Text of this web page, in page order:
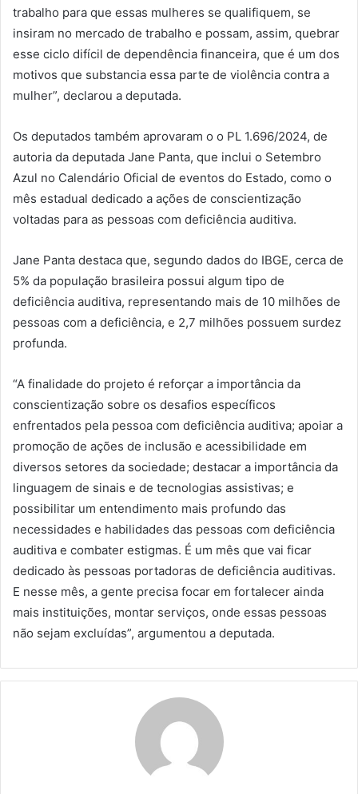
trabalho para que essas mulheres se qualifiquem, se
insiram no mercado de trabalho e possam, assim, quebrar
esse ciclo difícil de dependência financeira, que é um dos
motivos que substancia essa parte de violência contra a
mulher”, declarou a deputada.
Os deputados também aprovaram o o PL 1.696/2024, de
autoria da deputada Jane Panta, que inclui o Setembro
Azul no Calendário Oficial de eventos do Estado, como o
mês estadual dedicado a ações de conscientização
voltadas para as pessoas com deficiência auditiva.
Jane Panta destaca que, segundo dados do IBGE, cerca de
5% da população brasileira possui algum tipo de
deficiência auditiva, representando mais de 10 milhões de
pessoas com a deficiência, e 2,7 milhões possuem surdez
profunda.
“A finalidade do projeto é reforçar a importância da
conscientização sobre os desafios específicos
enfrentados pela pessoa com deficiência auditiva; apoiar a
promoção de ações de inclusão e acessibilidade em
diversos setores da sociedade; destacar a importância da
linguagem de sinais e de tecnologias assistivas; e
possibilitar um entendimento mais profundo das
necessidades e habilidades das pessoas com deficiência
auditiva e combater estigmas. É um mês que vai ficar
dedicado às pessoas portadoras de deficiência auditivas.
E nesse mês, a gente precisa focar em fortalecer ainda
mais instituições, montar serviços, onde essas pessoas
não sejam excluídas”, argumentou a deputada.